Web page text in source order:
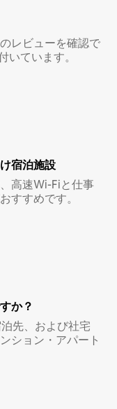
レビューを確認で
いています。
宿⁠泊⁠施⁠設
高速Wi-Fiと仕事
すすめです。
か？
先、および社宅
ション・アパート